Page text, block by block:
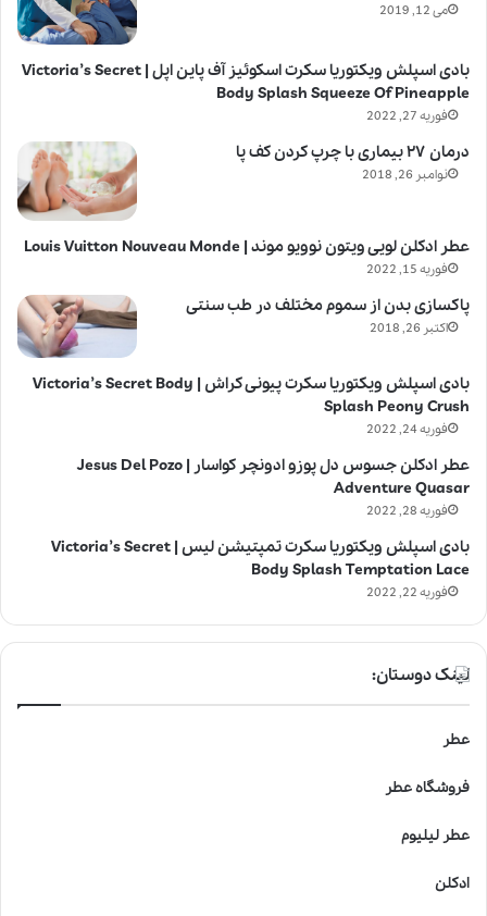
می 12, 2019
بادی اسپلش ویکتوریا سکرت اسکوئیز آف پاین اپل | Victoria’s Secret
Body Splash Squeeze Of Pineapple
فوریه 27, 2022
درمان ۲۷ بیماری با چرپ کردن کف پا
نوامبر 26, 2018
عطر ادکلن لویی ویتون نوویو موند | Louis Vuitton Nouveau Monde
فوریه 15, 2022
پاکسازی بدن از سموم مختلف در طب سنتی
اکتبر 26, 2018
بادی اسپلش ویکتوریا سکرت پیونی کراش | Victoria’s Secret Body
Splash Peony Crush
فوریه 24, 2022
عطر ادکلن جسوس دل پوزو ادونچر کواسار | Jesus Del Pozo
Adventure Quasar
فوریه 28, 2022
بادی اسپلش ویکتوریا سکرت تمپتیشن لیس | Victoria’s Secret
Body Splash Temptation Lace
فوریه 22, 2022
لینک دوستان:
عطر
فروشگاه عطر
عطر لیلیوم
ادکلن